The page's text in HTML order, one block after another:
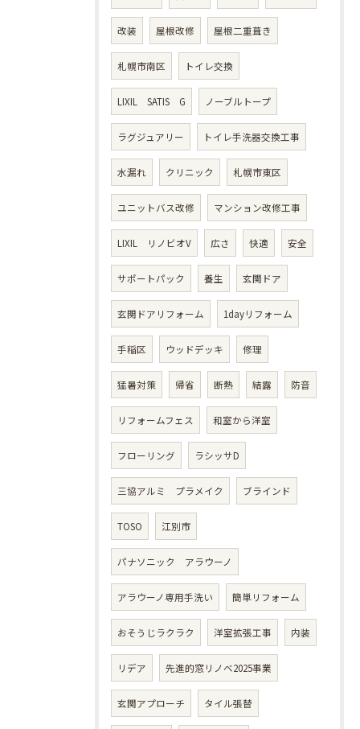
改装 屋根改修 屋根二重葺き
札幌市南区 トイレ交換
LIXIL SATIS G ノーブルトープ
ラグジュアリー トイレ手洗器交換工事
水漏れ クリニック 札幌市東区
ユニットバス改修 マンション改修工事
LIXIL リノビオV 広さ 快適 安全
サポートパック 養生 玄関ドア
玄関ドアリフォーム 1dayリフォーム
手稲区 ウッドデッキ 修理
猛暑対策 帰省 断熱 結露 防音
リフォームフェス 和室から洋室
フローリング ラシッサD
三協アルミ プラメイク ブラインド
TOSO 江別市
パナソニック アラウーノ
アラウーノ専用手洗い 簡単リフォーム
おそうじラクラク 洋室拡張工事 内装
リデア 先進的窓リノベ2025事業
玄関アプローチ タイル張替